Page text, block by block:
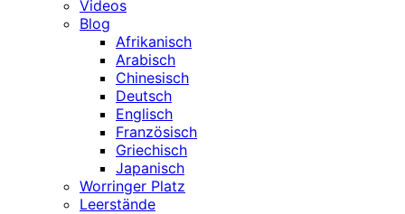
Videos
Blog
Afrikanisch
Arabisch
Chinesisch
Deutsch
Englisch
Französisch
Griechisch
Japanisch
Worringer Platz
Leerstände